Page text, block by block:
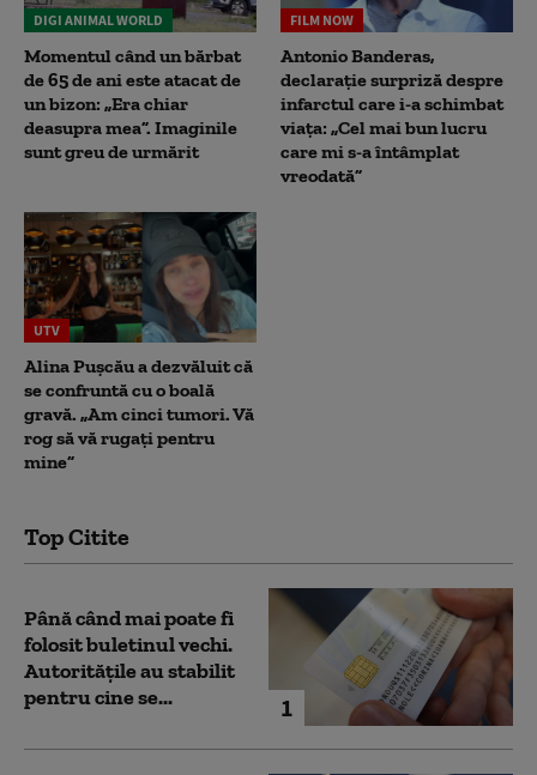
DIGI ANIMAL WORLD
Momentul când un bărbat
de 65 de ani este atacat de
un bizon: „Era chiar
deasupra mea”. Imaginile
sunt greu de urmărit
FILM NOW
Antonio Banderas,
declarație surpriză despre
infarctul care i-a schimbat
viața: „Cel mai bun lucru
care mi s-a întâmplat
vreodată”
UTV
Alina Pușcău a dezvăluit că
se confruntă cu o boală
gravă. „Am cinci tumori. Vă
rog să vă rugați pentru
mine”
Top Citite
1
Până când mai poate fi
folosit buletinul vechi.
Autoritățile au stabilit
pentru cine se...